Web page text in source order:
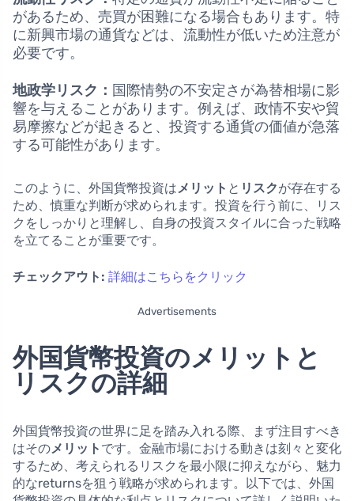
があるため、売買が困難になる場合もあります。特
に新興市場の通貨などは、流動性が低いため注意が
必要です。
地政学リスク： 国際情勢の不安定さが為替相場に影
響を与えることがあります。例えば、政情不安や貿
易摩擦などが起きると、投資する通貨の価値が急落
する可能性があります。
このように、外国貨幣投資は メリット と リスクが存在する
ため、慎重な判断が求められます。投資を行う前に、リス
クをしっかりと理解し、自身の投資スタイルに合った戦略
を立てることが重要です。
チェックアウト: 詳細はこちらをクリック
Advertisements
外国貨幣投資のメリットと
リスクの詳細
外国貨幣投資の世界に足を踏み入れる際、まず注目すべき
はそのメリット です。金融市場における動きは刻々と変化
するため、考えられるリスクを最小限に抑えながら、魅力
的なreturnsを狙う戦略が求められます。以下では、外国